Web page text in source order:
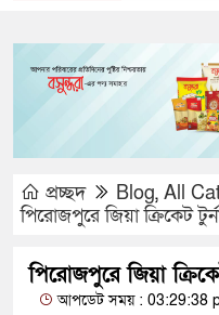
প্রচ্ছদ Blog, All
পিরোজপুরে জিয়া ক্রিকেট
পিরোজপুরে জিয়া
আপডেট সময় : 03:29:38